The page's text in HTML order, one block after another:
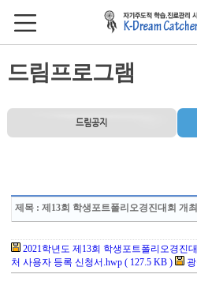
드림프로그램
드림공지
제목: 제13회 학생포트폴리오경진대회 개
2021학년도 제13회 학생포트폴리오경진
처 사용자 등록 신청서.hwp ( 127.5 KB )
광